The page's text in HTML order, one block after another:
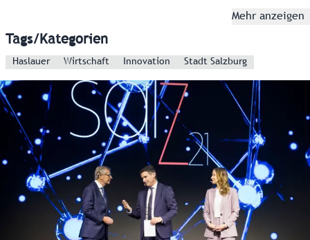
Zutritt per Bankomatkarte oder Smartphone, in dem
Mehr anzeigen
Tags/Kategorien
Haslauer Wirtschaft Innovation Stadt Salzburg